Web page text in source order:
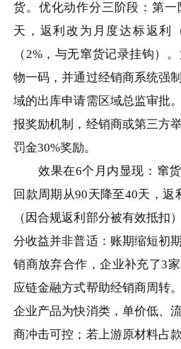
货。优化动作分三阶段：第
天，返利改为月度达标返利
（2%，与无窜货记录挂钩）
物一码，并通过经销商系统强
域的出库申请需区域总监审批
报奖励机制，经销商或第三方
罚金30%奖励。
效果在6个月内显现：窜货
回款周期从90天降至40天，返
（因合规返利部分被有效抵扣
分收益并非普适：账期缩短初
销商放弃合作，企业补充了3
应链金融方式帮助经销商周转
企业产品为快消类，单价低、
商冲击可控；若上游原材料占